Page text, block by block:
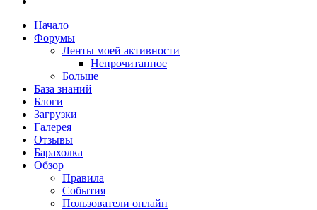
Начало
Форумы
Ленты моей активности
Непрочитанное
Больше
База знаний
Блоги
Загрузки
Галерея
Отзывы
Барахолка
Обзор
Правила
События
Пользователи онлайн